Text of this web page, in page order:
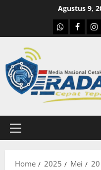
Agustus 9,
WhatsApp
Primary
Home 2025 Mei
20